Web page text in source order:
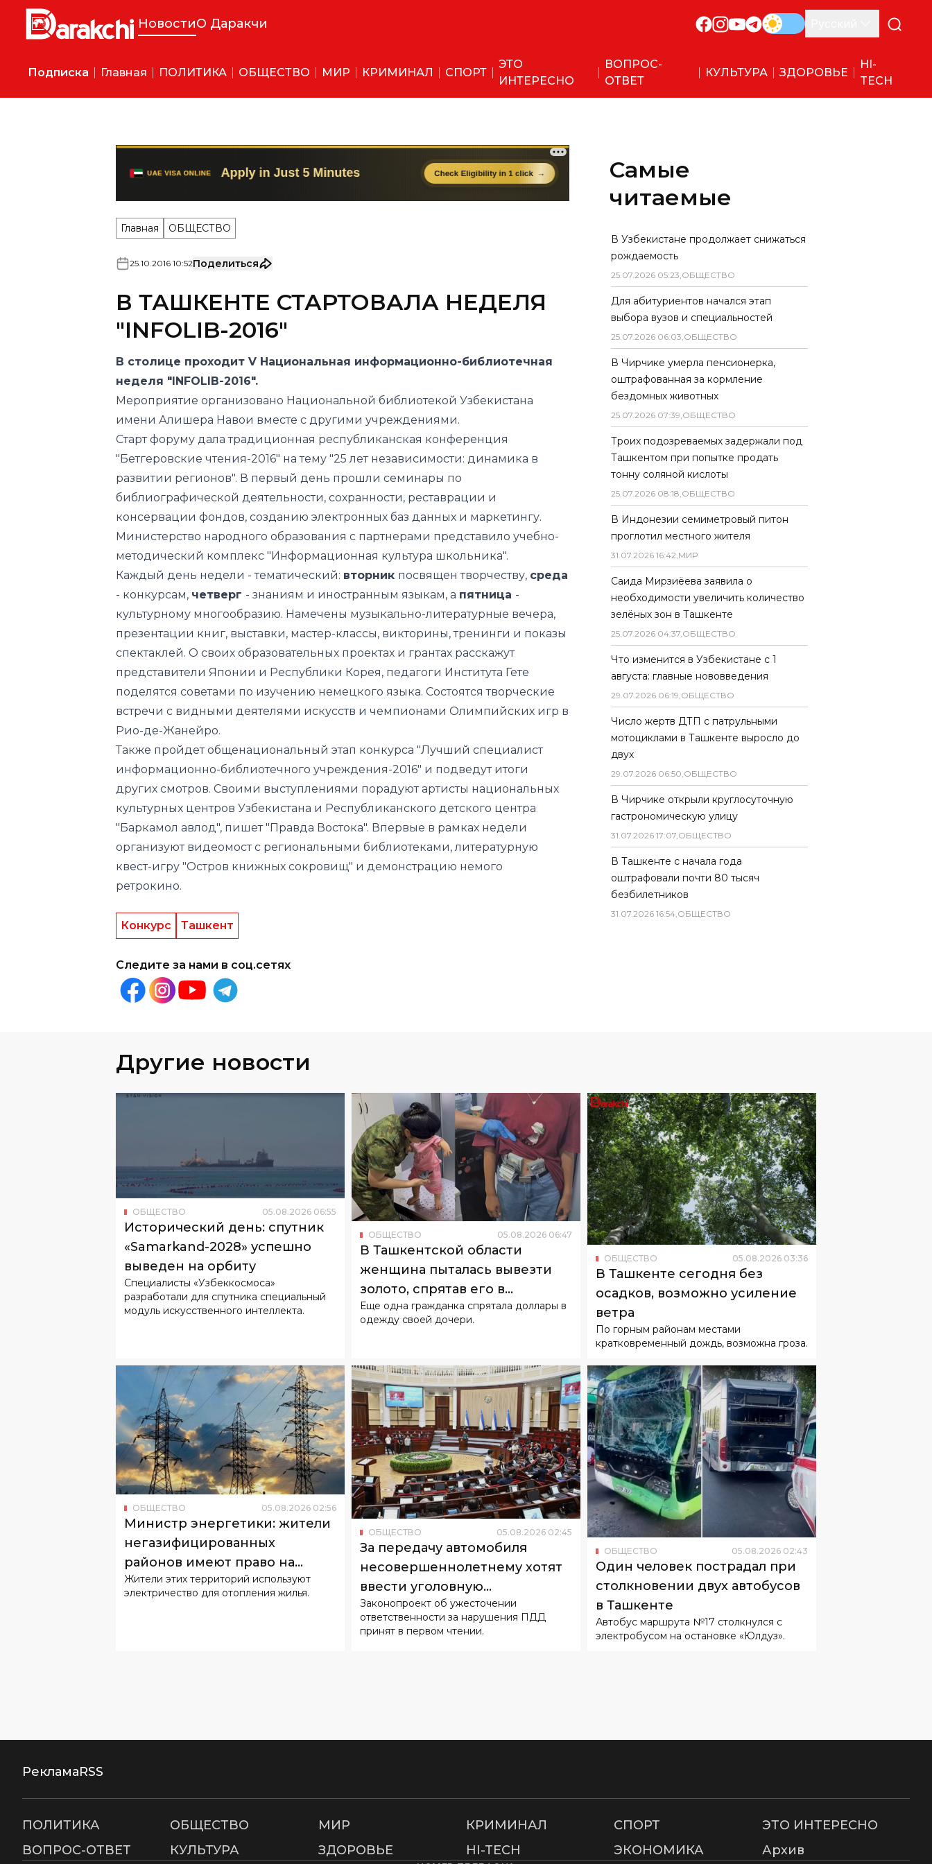
НовостиО Даракчи
Подписка Главная ПОЛИТИКА ОБЩЕСТВО МИР КРИМИНАЛ СПОРТ
ЭТО
ИНТЕРЕСНО
ВОПРОС-
ОТВЕТ
КУЛЬТУРА ЗДОРОВЬЕ
HI-
TECH
Главная ОБЩЕСТВО
25 10 2016 10:52Поделиться
В ТАШКЕНТЕ СТАРТОВАЛА НЕДЕЛЯ
"INFOLIB-2016"
В столице проходит V Национальная информационно-библиотечная
неделя "INFOLIB-2016".
Мероприятие организовано Национальной библиотекой Узбекистана
имени Алишера Навои вместе с другими учреждениями.
Старт форуму дала традиционная республиканская конференция
"Бетгеровские чтения-2016" на тему "25 лет независимости: динамика в
развитии регионов". В первый день прошли семинары по
библиографической деятельности, сохранности, реставрации и
консервации фондов, созданию электронных баз данных и маркетингу.
Министерство народного образования с партнерами представило учебно-
методический комплекс "Информационная культура школьника".
Каждый день недели - тематический: вторник посвящен творчеству, среда
- конкурсам, четверг - знаниям и иностранным языкам, а пятница -
культурному многообразию. Намечены музыкально-литературные вечера,
презентации книг, выставки, мастер-классы, викторины, тренинги и показы
спектаклей. О своих образовательных проектах и грантах расскажут
представители Японии и Республики Корея, педагоги Института Гете
поделятся советами по изучению немецкого языка. Состоятся творческие
встречи с видными деятелями искусств и чемпионами Олимпийских игр в
Рио-де-Жанейро.
Также пройдет общенациональный этап конкурса "Лучший специалист
информационно-библиотечного учреждения-2016" и подведут итоги
других смотров. Своими выступлениями порадуют артисты национальных
культурных центров Узбекистана и Республиканского детского центра
"Баркамол авлод", пишет "Правда Востока". Впервые в рамках недели
организуют видеомост с регио­нальными библиотеками, литературную
квест-игру "Остров книжных сокровищ" и демонстрацию немого
ретрокино.
Конкурс Ташкент
Следите за нами в соц.сетях
Самые
читаемые
В Узбекистане продолжает снижаться
рождаемость
25.07.2026 05:23,ОБЩЕСТВО
Для абитуриентов начался этап
выбора вузов и специальностей
25.07.2026 06:03,ОБЩЕСТВО
В Чирчике умерла пенсионерка,
оштрафованная за кормление
бездомных животных
25.07.2026 07:39,ОБЩЕСТВО
Троих подозреваемых задержали под
Ташкентом при попытке продать
тонну соляной кислоты
25.07.2026 08:18,ОБЩЕСТВО
В Индонезии семиметровый питон
проглотил местного жителя
31.07.2026 16:42,МИР
Саида Мирзиёева заявила о
необходимости увеличить количество
зелёных зон в Ташкенте
25.07.2026 04:37,ОБЩЕСТВО
Что изменится в Узбекистане с 1
августа: главные нововведения
29.07.2026 06:19,ОБЩЕСТВО
Число жертв ДТП с патрульными
мотоциклами в Ташкенте выросло до
двух
29.07.2026 06:50,ОБЩЕСТВО
В Чирчике открыли круглосуточную
гастрономическую улицу
31.07.2026 17:07,ОБЩЕСТВО
В Ташкенте с начала года
оштрафовали почти 80 тысяч
безбилетников
31.07.2026 16:54,ОБЩЕСТВО
Другие новости
ОБЩЕСТВО 05.08.2026 06:55
Исторический день: спутник
«Samarkand-2028» успешно
выведен на орбиту
Специалисты «Узбеккосмоса»
разработали для спутника специальный
модуль искусственного интеллекта.
ОБЩЕСТВО 05.08.2026 06:47
В Ташкентской области
женщина пыталась вывезти
золото, спрятав его в
подгузнике ребенка
Еще одна гражданка спрятала доллары в
одежду своей дочери.
ОБЩЕСТВО 05.08.2026 03:36
В Ташкенте сегодня без
осадков, возможно усиление
ветра
По горным районам местами
кратковременный дождь, возможна гроза.
ОБЩЕСТВО 05.08.2026 02:56
Министр энергетики: жители
негазифицированных
районов имеют право на
льготный тариф
Жители этих территорий используют
электричество для отопления жилья.
ОБЩЕСТВО 05.08.2026 02:45
За передачу автомобиля
несовершеннолетнему хотят
ввести уголовную
ответственность
Законопроект об ужесточении
ответственности за нарушения ПДД
принят в первом чтении.
ОБЩЕСТВО 05.08.2026 02:43
Один человек пострадал при
столкновении двух автобусов
в Ташкенте
Автобус маршрута №17 столкнулся с
электробусом на остановке «Юлдуз».
РекламаRSS
ПОЛИТИКА ОБЩЕСТВО МИР КРИМИНАЛ СПОРТ
ЭТО ИНТЕРЕСНО
ВОПРОС-ОТВЕТ
КУЛЬТУРА ЗДОРОВЬЕ HI-TECH ЭКОНОМИКА Архив